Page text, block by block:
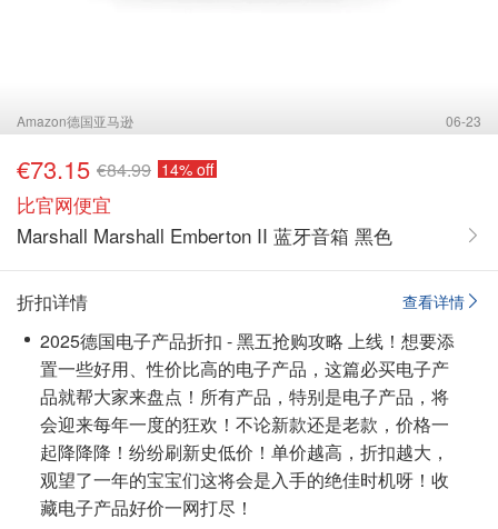
Amazon德国亚马逊 06-23
€73.15 €84.99 14% off
比官网便宜
Marshall Marshall Emberton II 蓝牙音箱 黑色
查看详情
折扣详情
2025德国电子产品折扣 - 黑五抢购攻略 上线！想要添
置一些好用、性价比高的电子产品，这篇必买电子产
品就帮大家来盘点！所有产品，特别是电子产品，将
会迎来每年一度的狂欢！不论新款还是老款，价格一
起降降降！纷纷刷新史低价！单价越高，折扣越大，
观望了一年的宝宝们这将会是入手的绝佳时机呀！ 收
藏电子产品好价一网打尽！